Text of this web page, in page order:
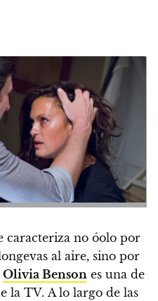
caracteriza no óolo por
al aire, sino por
Olivia Benson es una de
la TV. A lo largo de las